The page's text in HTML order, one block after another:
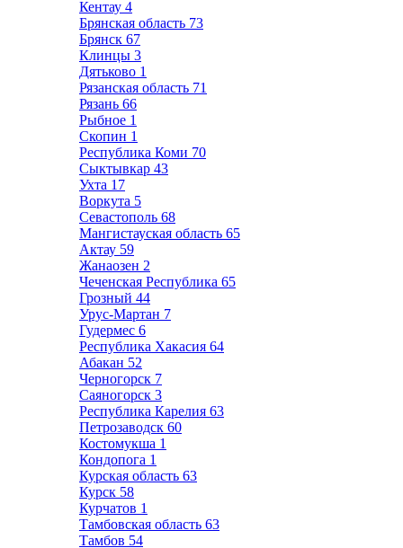
Кентау 4
Брянская область 73
Брянск 67
Клинцы 3
Дятьково 1
Рязанская область 71
Рязань 66
Рыбное 1
Скопин 1
Республика Коми 70
Сыктывкар 43
Ухта 17
Воркута 5
Севастополь 68
Мангистауская область 65
Актау 59
Жанаозен 2
Чеченская Республика 65
Грозный 44
Урус-Мартан 7
Гудермес 6
Республика Хакасия 64
Абакан 52
Черногорск 7
Саяногорск 3
Республика Карелия 63
Петрозаводск 60
Костомукша 1
Кондопога 1
Курская область 63
Курск 58
Курчатов 1
Тамбовская область 63
Тамбов 54